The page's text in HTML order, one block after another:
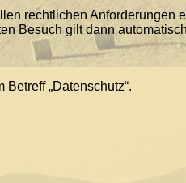
rechtlichen Anforderungen
Besuch gilt dann
„Datenschutz“.